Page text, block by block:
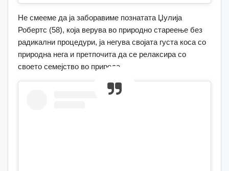
Не смееме да ја заборавиме познатата Џулија
Робертс (58), која верува во природно стареење без
радикални процедури, ја негува својата густа коса со
природна нега и претпочита да се релаксира со
своето семејство во природа.